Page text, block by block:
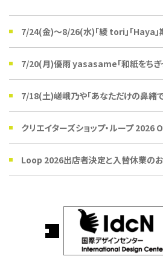
7/24(金)〜8/26(水)「綾 tori」「Haya」
7/20(月)優雨 yasasame「和紙をちぎって作るオリジナ
7/18(土)嵯峨乃や「あなただけの鼻緒で、特別
クリエイターズショップ・ループ 2026
Loop 2026出店者決定と入替休業の